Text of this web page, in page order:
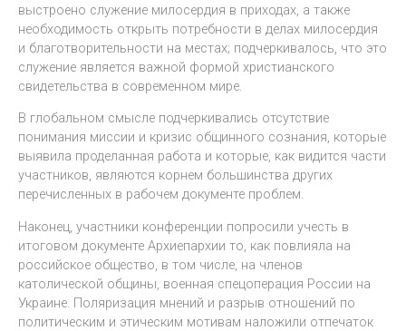
выстроено служение милосердия в приходах, а также
необходимость открыть потребности в делах милосердия
и благотворительности на местах; подчеркивалось, что это
служение является важной формой христианского
свидетельства в современном мире.
В глобальном смысле подчеркивались отсутствие
понимания миссии и кризис общинного сознания, которые
выявила проделанная работа и которые, как видится части
участников, являются корнем большинства других
перечисленных в рабочем документе проблем.
Наконец, участники конференции попросили учесть в
итоговом документе Архиепархии то, как повлияла на
российское общество, в том числе, на членов
католической общины, военная спецоперация России на
Украине. Поляризация мнений и разрыв отношений по
политическим и этическим мотивам наложили отпечаток